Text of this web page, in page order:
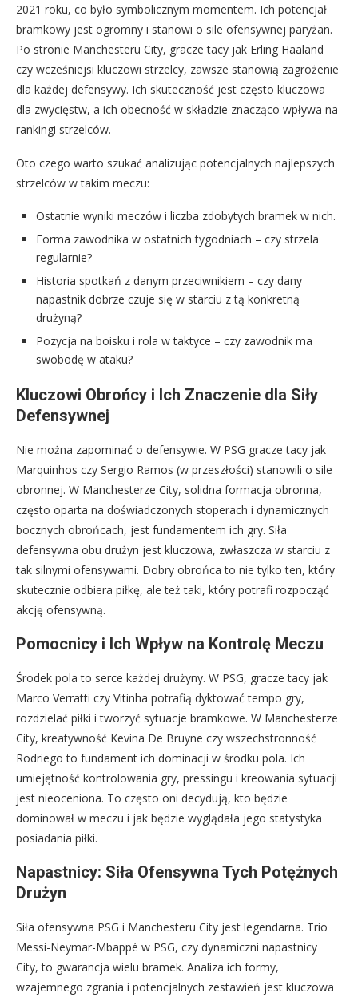
2021 roku, co było symbolicznym momentem. Ich potencjał
bramkowy jest ogromny i stanowi o sile ofensywnej paryżan.
Po stronie Manchesteru City, gracze tacy jak Erling Haaland
czy wcześniejsi kluczowi strzelcy, zawsze stanowią zagrożenie
dla każdej defensywy. Ich skuteczność jest często kluczowa
dla zwycięstw, a ich obecność w składzie znacząco wpływa na
rankingi strzelców.
Oto czego warto szukać analizując potencjalnych najlepszych
strzelców w takim meczu:
Ostatnie wyniki meczów i liczba zdobytych bramek w nich.
Forma zawodnika w ostatnich tygodniach – czy strzela
regularnie?
Historia spotkań z danym przeciwnikiem – czy dany
napastnik dobrze czuje się w starciu z tą konkretną
drużyną?
Pozycja na boisku i rola w taktyce – czy zawodnik ma
swobodę w ataku?
Kluczowi Obrońcy i Ich Znaczenie dla Siły
Defensywnej
Nie można zapominać o defensywie. W PSG gracze tacy jak
Marquinhos czy Sergio Ramos (w przeszłości) stanowili o sile
obronnej. W Manchesterze City, solidna formacja obronna,
często oparta na doświadczonych stoperach i dynamicznych
bocznych obrońcach, jest fundamentem ich gry. Siła
defensywna obu drużyn jest kluczowa, zwłaszcza w starciu z
tak silnymi ofensywami. Dobry obrońca to nie tylko ten, który
skutecznie odbiera piłkę, ale też taki, który potrafi rozpocząć
akcję ofensywną.
Pomocnicy i Ich Wpływ na Kontrolę Meczu
Środek pola to serce każdej drużyny. W PSG, gracze tacy jak
Marco Verratti czy Vitinha potrafią dyktować tempo gry,
rozdzielać piłki i tworzyć sytuacje bramkowe. W Manchesterze
City, kreatywność Kevina De Bruyne czy wszechstronność
Rodriego to fundament ich dominacji w środku pola. Ich
umiejętność kontrolowania gry, pressingu i kreowania sytuacji
jest nieoceniona. To często oni decydują, kto będzie
dominował w meczu i jak będzie wyglądała jego statystyka
posiadania piłki.
Napastnicy: Siła Ofensywna Tych Potężnych
Drużyn
Siła ofensywna PSG i Manchesteru City jest legendarna. Trio
Messi-Neymar-Mbappé w PSG, czy dynamiczni napastnicy
City, to gwarancja wielu bramek. Analiza ich formy,
wzajemnego zgrania i potencjalnych zestawień jest kluczowa